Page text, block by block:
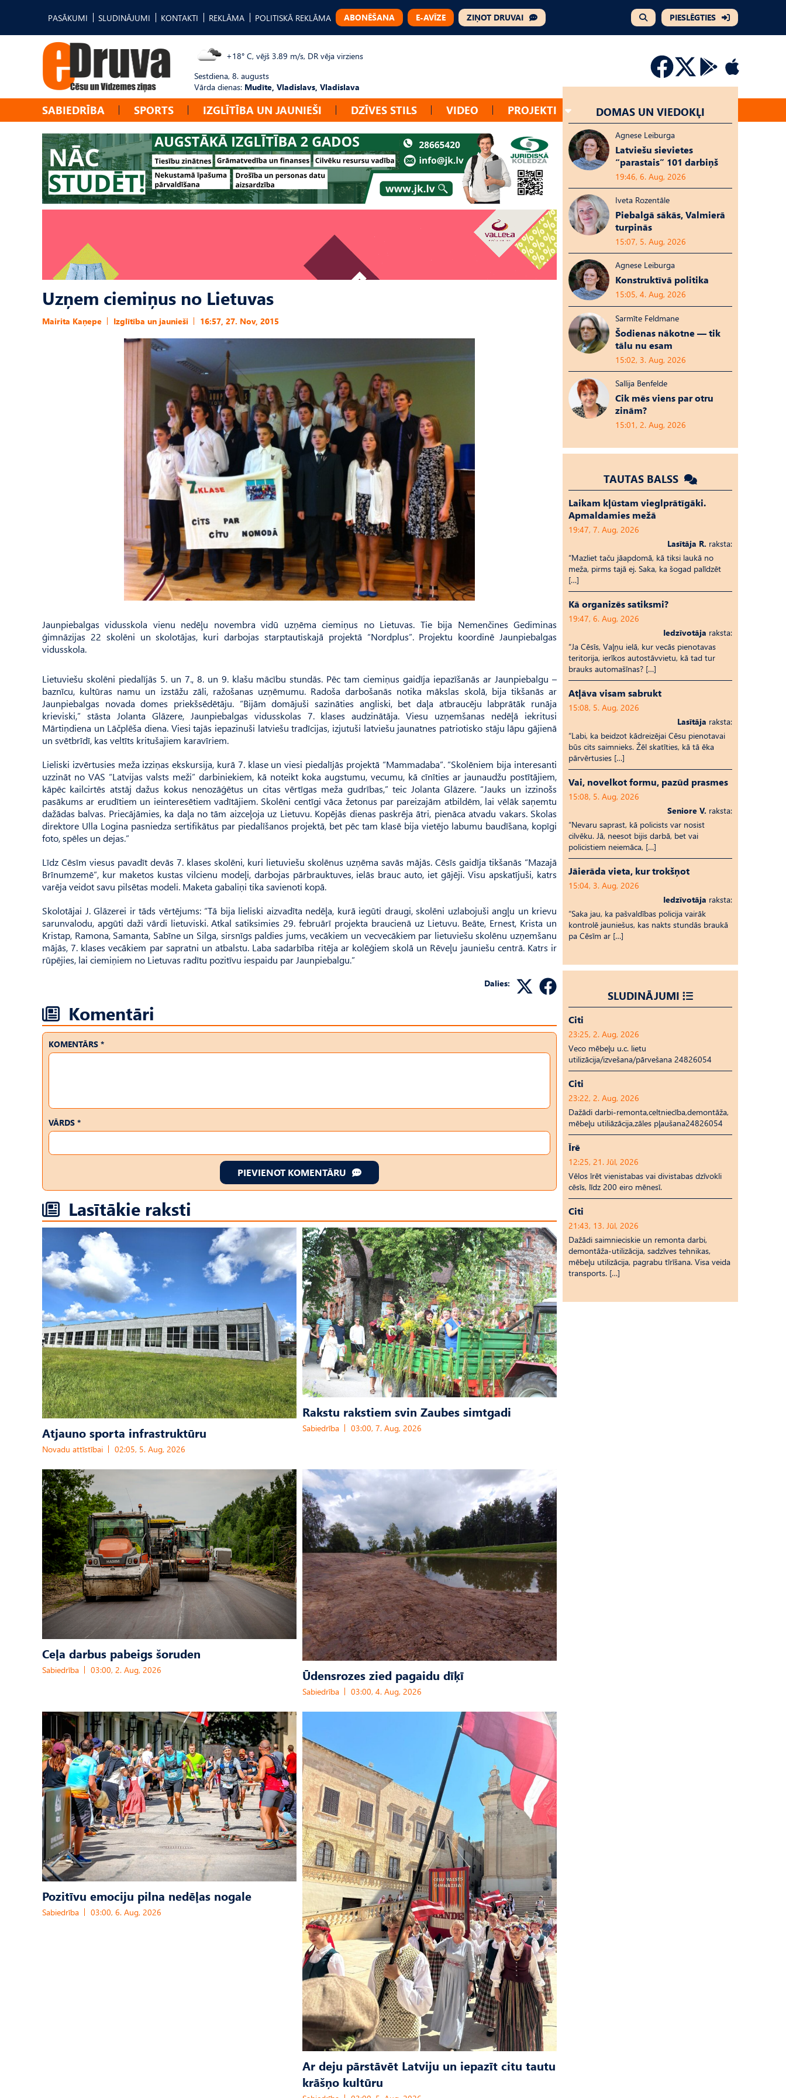
PASĀKUMI SLUDINĀJUMI KONTAKTI REKLĀMA POLITISKĀ REKLĀMA ABONĒŠANA E-AVĪZE ZIŅOT DRUVAI PIESLĒGTIES
+18° C, vējš 3.89 m/s, DR vēja virziens
Sestdiena, 8. augusts
Vārda dienas: Mudīte, Vladislavs, Vladislava
SABIEDRĪBA SPORTS IZGLĪTĪBA UN JAUNIEŠI DZĪVES STILS VIDEO PROJEKTI
Uzņem ciemiņus no Lietuvas
Mairita Kaņepe Izglītība un jaunieši 16:57, 27. Nov, 2015
Jaunpiebalgas vidusskola vienu nedēļu novembra vidū uzņēma ciemiņus no Lietuvas. Tie bija Nemenčines Gediminas
ģimnāzijas 22 skolēni un skolotājas, kuri darbojas starptautiskajā projektā “Nordplus”. Projektu koordinē Jaunpiebalgas
vidusskola.
Lietuviešu skolēni piedalījās 5. un 7., 8. un 9. klašu mācību stundās. Pēc tam ciemiņus gaidīja iepazīšanās ar Jaunpiebalgu –
baznīcu, kultūras namu un izstāžu zāli, ražošanas uzņēmumu. Radoša darbošanās notika mākslas skolā, bija tikšanās ar
Jaunpiebalgas novada domes priekšsēdētāju. “Bijām domājuši sazināties angliski, bet daļa atbraucēju labprātāk runāja
krieviski,” stāsta Jolanta Glāzere, Jaunpiebalgas vidusskolas 7. klases audzinātāja. Viesu uzņemšanas nedēļā iekritusi
Mārtiņdiena un Lāčplēša diena. Viesi tajās iepazinuši latviešu tradīcijas, izjutuši latviešu jaunatnes patriotisko stāju lāpu gājienā
un svētbrīdī, kas veltīts kritušajiem karavīriem.
Lieliski izvērtusies meža izziņas ekskursija, kurā 7. klase un viesi piedalījās projektā “Mammadaba”. “Skolēniem bija interesanti
uzzināt no VAS “Latvijas valsts meži” darbiniekiem, kā noteikt koka augstumu, vecumu, kā cīnīties ar jaunaudžu postītājiem,
kāpēc kailcirtēs atstāj dažus kokus nenozāģētus un citas vērtīgas meža gudrības,” teic Jolanta Glāzere. “Jauks un izzinošs
pasākums ar erudītiem un ieinteresētiem vadītājiem. Skolēni centīgi vāca žetonus par pareizajām atbildēm, lai vēlāk saņemtu
dažādas balvas. Priecājāmies, ka daļa no tām aizceļoja uz Lietuvu. Kopējās dienas paskrēja ātri, pienāca atvadu vakars. Skolas
direktore Ulla Logina pasniedza sertifikātus par piedalīšanos projektā, bet pēc tam klasē bija vietējo labumu baudīšana, kopīgi
foto, spēles un dejas.”
Līdz Cēsīm viesus pavadīt devās 7. klases skolēni, kuri lietuviešu skolēnus uzņēma savās mājās. Cēsīs gaidīja tikšanās “Mazajā
Brīnumzemē”, kur maketos kustas vilcienu modeļi, darbojas pārbrauktuves, ielās brauc auto, iet gājēji. Visu apskatījuši, katrs
varēja veidot savu pilsētas modeli. Maketa gabaliņi tika savienoti kopā.
Skolotājai J. Glāzerei ir tāds vērtējums: “Tā bija lieliski aizvadīta nedēļa, kurā iegūti draugi, skolēni uzlabojuši angļu un krievu
sarunvalodu, apgūti daži vārdi lietuviski. Atkal satiksimies 29. februārī projekta braucienā uz Lietuvu. Beāte, Ernest, Krista un
Kristap, Ramona, Samanta, Sabīne un Silga, sirsnīgs paldies jums, vecākiem un vecvecākiem par lietuviešu skolēnu uzņemšanu
mājās, 7. klases vecākiem par sapratni un atbalstu. Laba sadarbība ritēja ar kolēģiem skolā un Rēveļu jauniešu centrā. Katrs ir
rūpējies, lai ciemiņiem no Lietuvas radītu pozitīvu iespaidu par Jaunpiebalgu.”
Dalies:
Komentāri
KOMENTĀRS *
VĀRDS *
PIEVIENOT KOMENTĀRU
Lasītākie raksti
Atjauno sporta infrastruktūru
Novadu attīstībai 02:05, 5. Aug, 2026
Rakstu rakstiem svin Zaubes simtgadi
Sabiedrība 03:00, 7. Aug, 2026
Ceļa darbus pabeigs šoruden
Sabiedrība 03:00, 2. Aug, 2026 Ūdensrozes zied pagaidu dīķī
Sabiedrība 03:00, 4. Aug, 2026
Pozitīvu emociju pilna nedēļas nogale
Sabiedrība 03:00, 6. Aug, 2026
Ar deju pārstāvēt Latviju un iepazīt citu tautu
krāšņo kultūru
DOMAS UN VIEDOKĻI
Agnese Leiburga
Latviešu sievietes
“parastais” 101 darbiņš
19:46, 6. Aug, 2026
Iveta Rozentāle
Piebalgā sākās, Valmierā
turpinās
15:07, 5. Aug, 2026
Agnese Leiburga
Konstruktīvā politika
15:05, 4. Aug, 2026
Sarmīte Feldmane
Šodienas nākotne — tik
tālu nu esam
15:02, 3. Aug, 2026
Sallija Benfelde
Cik mēs viens par otru
zinām?
15:01, 2. Aug, 2026
TAUTAS BALSS
Laikam kļūstam vieglprātīgāki.
Apmaldamies mežā
19:47, 7. Aug, 2026
Lasītāja R. raksta:
“Mazliet taču jāapdomā, kā tiksi laukā no
meža, pirms tajā ej. Saka, ka šogad palīdzēt
[…]
Kā organizēs satiksmi?
19:47, 6. Aug, 2026
Iedzīvotāja raksta:
“Ja Cēsīs, Vaļņu ielā, kur vecās pienotavas
teritorija, ierīkos autostāvvietu, kā tad tur
brauks automašīnas? […]
Atļāva visam sabrukt
15:08, 5. Aug, 2026
Lasītāja raksta:
“Labi, ka beidzot kādreizējai Cēsu pienotavai
būs cits saimnieks. Žēl skatīties, kā tā ēka
pārvērtusies […]
Vai, novelkot formu, pazūd prasmes
15:08, 5. Aug, 2026
Seniore V. raksta:
“Nevaru saprast, kā policists var nosist
cilvēku. Jā, neesot bijis darbā, bet vai
policistiem neiemāca, […]
Jāierāda vieta, kur trokšņot
15:04, 3. Aug, 2026
Iedzīvotāja raksta:
“Saka jau, ka pašvaldības policija vairāk
kontrolē jauniešus, kas nakts stundās braukā
pa Cēsīm ar […]
SLUDINĀJUMI
Citi
23:25, 2. Aug, 2026
Veco mēbeļu u.c. lietu
utilizācija/izvešana/pārvešana 24826054
Citi
23:22, 2. Aug, 2026
Dažādi darbi-remonta,celtniecība,demontāža,
mēbeļu utiliāzācija,zāles pļaušana24826054
Īrē
12:25, 21. Jūl, 2026
Vēlos īrēt vienistabas vai divistabas dzīvokli
cēsīs, līdz 200 eiro mēnesī.
Citi
21:43, 13. Jūl, 2026
Dažādi saimnieciskie un remonta darbi,
demontāža-utilizācija, sadzīves tehnikas,
mēbeļu utilizācija, pagrabu tīrīšana. Visa veida
transports. […]